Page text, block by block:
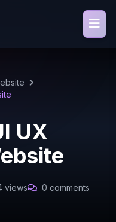
UX
views 0 comments